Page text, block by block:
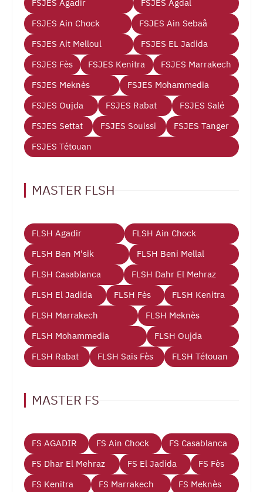
FSJES Agadir
FSJES Agdal
FSJES Ain Chock
FSJES Ain Sebaâ
FSJES Ait Melloul
FSJES EL Jadida
FSJES Fès
FSJES Kenitra
FSJES Marrakech
FSJES Meknès
FSJES Mohammedia
FSJES Oujda
FSJES Rabat
FSJES Salé
FSJES Settat
FSJES Souissi
FSJES Tanger
FSJES Tétouan
MASTER FLSH
FLSH Agadir
FLSH Ain Chock
FLSH Ben M'sik
FLSH Beni Mellal
FLSH Casablanca
FLSH Dahr El Mehraz
FLSH El Jadida
FLSH Fès
FLSH Kenitra
FLSH Marrakech
FLSH Meknès
FLSH Mohammedia
FLSH Oujda
FLSH Rabat
FLSH Sais Fès FLSH Tétouan
MASTER FS
FS AGADIR FS Ain Chock
FS Casablanca
FS Dhar El Mehraz
FS El Jadida
FS Fès
FS Kenitra
FS Marrakech
FS Meknès